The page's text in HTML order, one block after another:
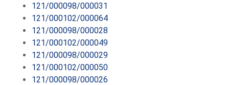
121/000098/000031
121/000102/000064
121/000098/000028
121/000102/000049
121/000098/000029
121/000102/000050
121/000098/000026